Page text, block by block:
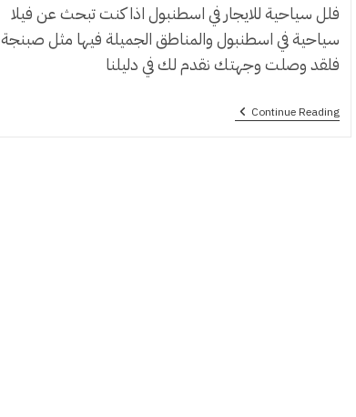
فلل سياحية للايجار في اسطنبول اذا كنت تبحث عن فيلا
سياحية في اسطنبول والمناطق الجميلة فيها مثل صبنجة
فلقد وصلت وجهتك نقدم لك في دليلنا
Continue Reading فلل
سياحية